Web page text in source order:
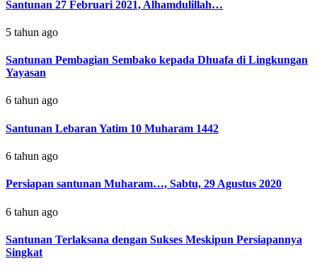
Santunan 27 Februari 2021, Alhamdulillah…
5 tahun ago
Santunan Pembagian Sembako kepada Dhuafa di Lingkungan
Yayasan
6 tahun ago
Santunan Lebaran Yatim 10 Muharam 1442
6 tahun ago
Persiapan santunan Muharam…, Sabtu, 29 Agustus 2020
6 tahun ago
Santunan Terlaksana dengan Sukses Meskipun Persiapannya
Singkat